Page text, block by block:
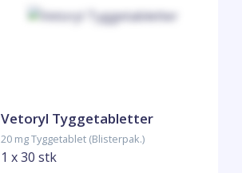
Vetoryl Tyggetabletter
20 mg Tyggetablet (Blisterpak.)
1 x 30 stk